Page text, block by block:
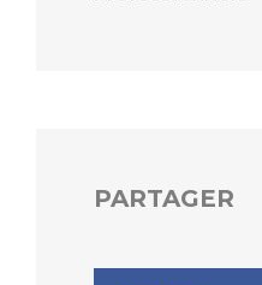
PARTAGER